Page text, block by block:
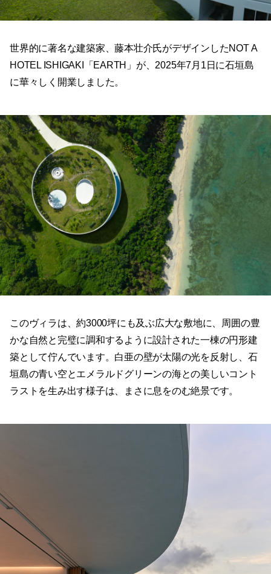
世界的に著名な建築家、藤本壮介氏がデザインしたNOT A
HOTEL ISHIGAKI「EARTH」が、2025年7月1日に石垣島
に華々しく開業しました。
このヴィラは、約3000坪にも及ぶ広大な敷地に、周囲の豊
かな自然と完璧に調和するように設計された一棟の円形建
築として佇んでいます。白亜の壁が太陽の光を反射し、石
垣島の青い空とエメラルドグリーンの海との美しいコント
ラストを生み出す様子は、まさに息をのむ絶景です。